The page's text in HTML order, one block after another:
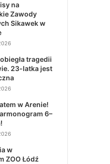
na
Zawody
Sikawek w
tragedii
23-latka jest
w Arenie!
6–
w
ZOO Łódź